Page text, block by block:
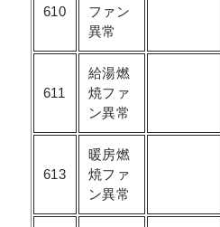
610
ファン
異常
611
給湯燃
焼ファ
ン異常
613
暖房燃
焼ファ
ン異常